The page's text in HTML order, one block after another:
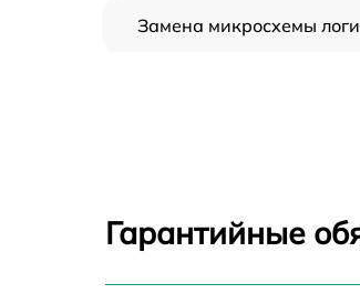
Замена микросхемы
Калибровка и настройка
Ремонт датчика
Гарантийные